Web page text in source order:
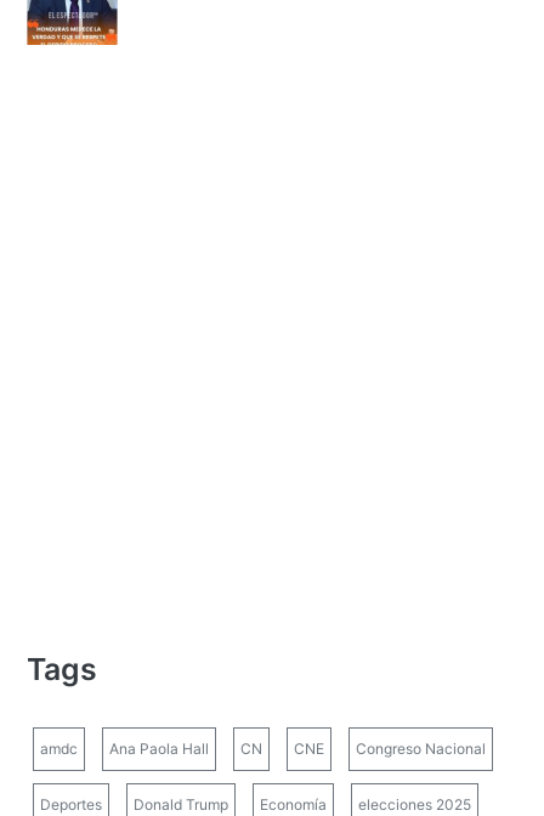
Tags
amdc Ana Paola Hall CN CNE Congreso Nacional
Deportes Donald Trump Economía elecciones 2025